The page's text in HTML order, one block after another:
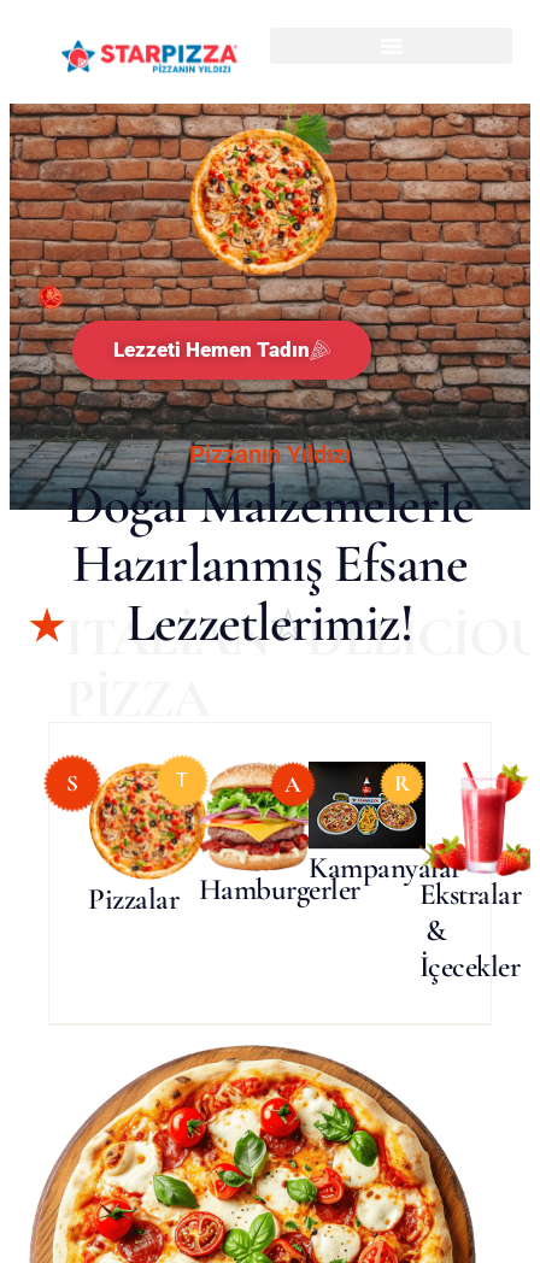
Lezzeti Hemen Tadın
ITALIAN
Pizzanın Yıldızı
Doğal Malzemelerle
Hazırlanmış Efsane
Lezzetlerimiz!
S
Pizzalar
T
Hamburgerler
A
Kampanyalar
R
Ekstralar
&
İçecekler